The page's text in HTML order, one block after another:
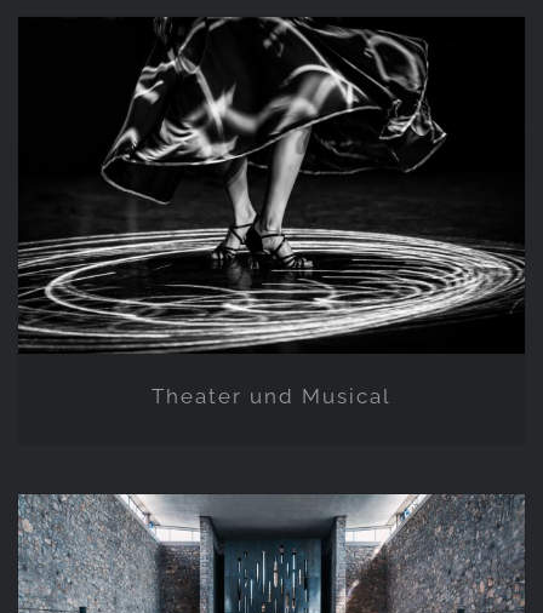
Theater und Musical
Theater und Musical